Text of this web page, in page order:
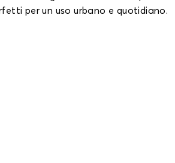
per un uso urbano e quotidiano.